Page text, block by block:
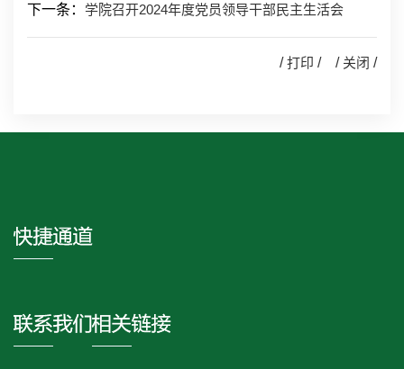
下一条： 学院召开2024年度党员领导干部民主生活会
/打印 / / 关闭 /